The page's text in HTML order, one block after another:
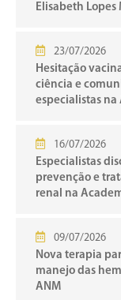
Elisabeth
23/07/2026
Hesitação
ciência e
especialistas
16/07/2026
Especialistas
prevenção e
renal na
09/07/2026
Nova terapia
manejo das
ANM